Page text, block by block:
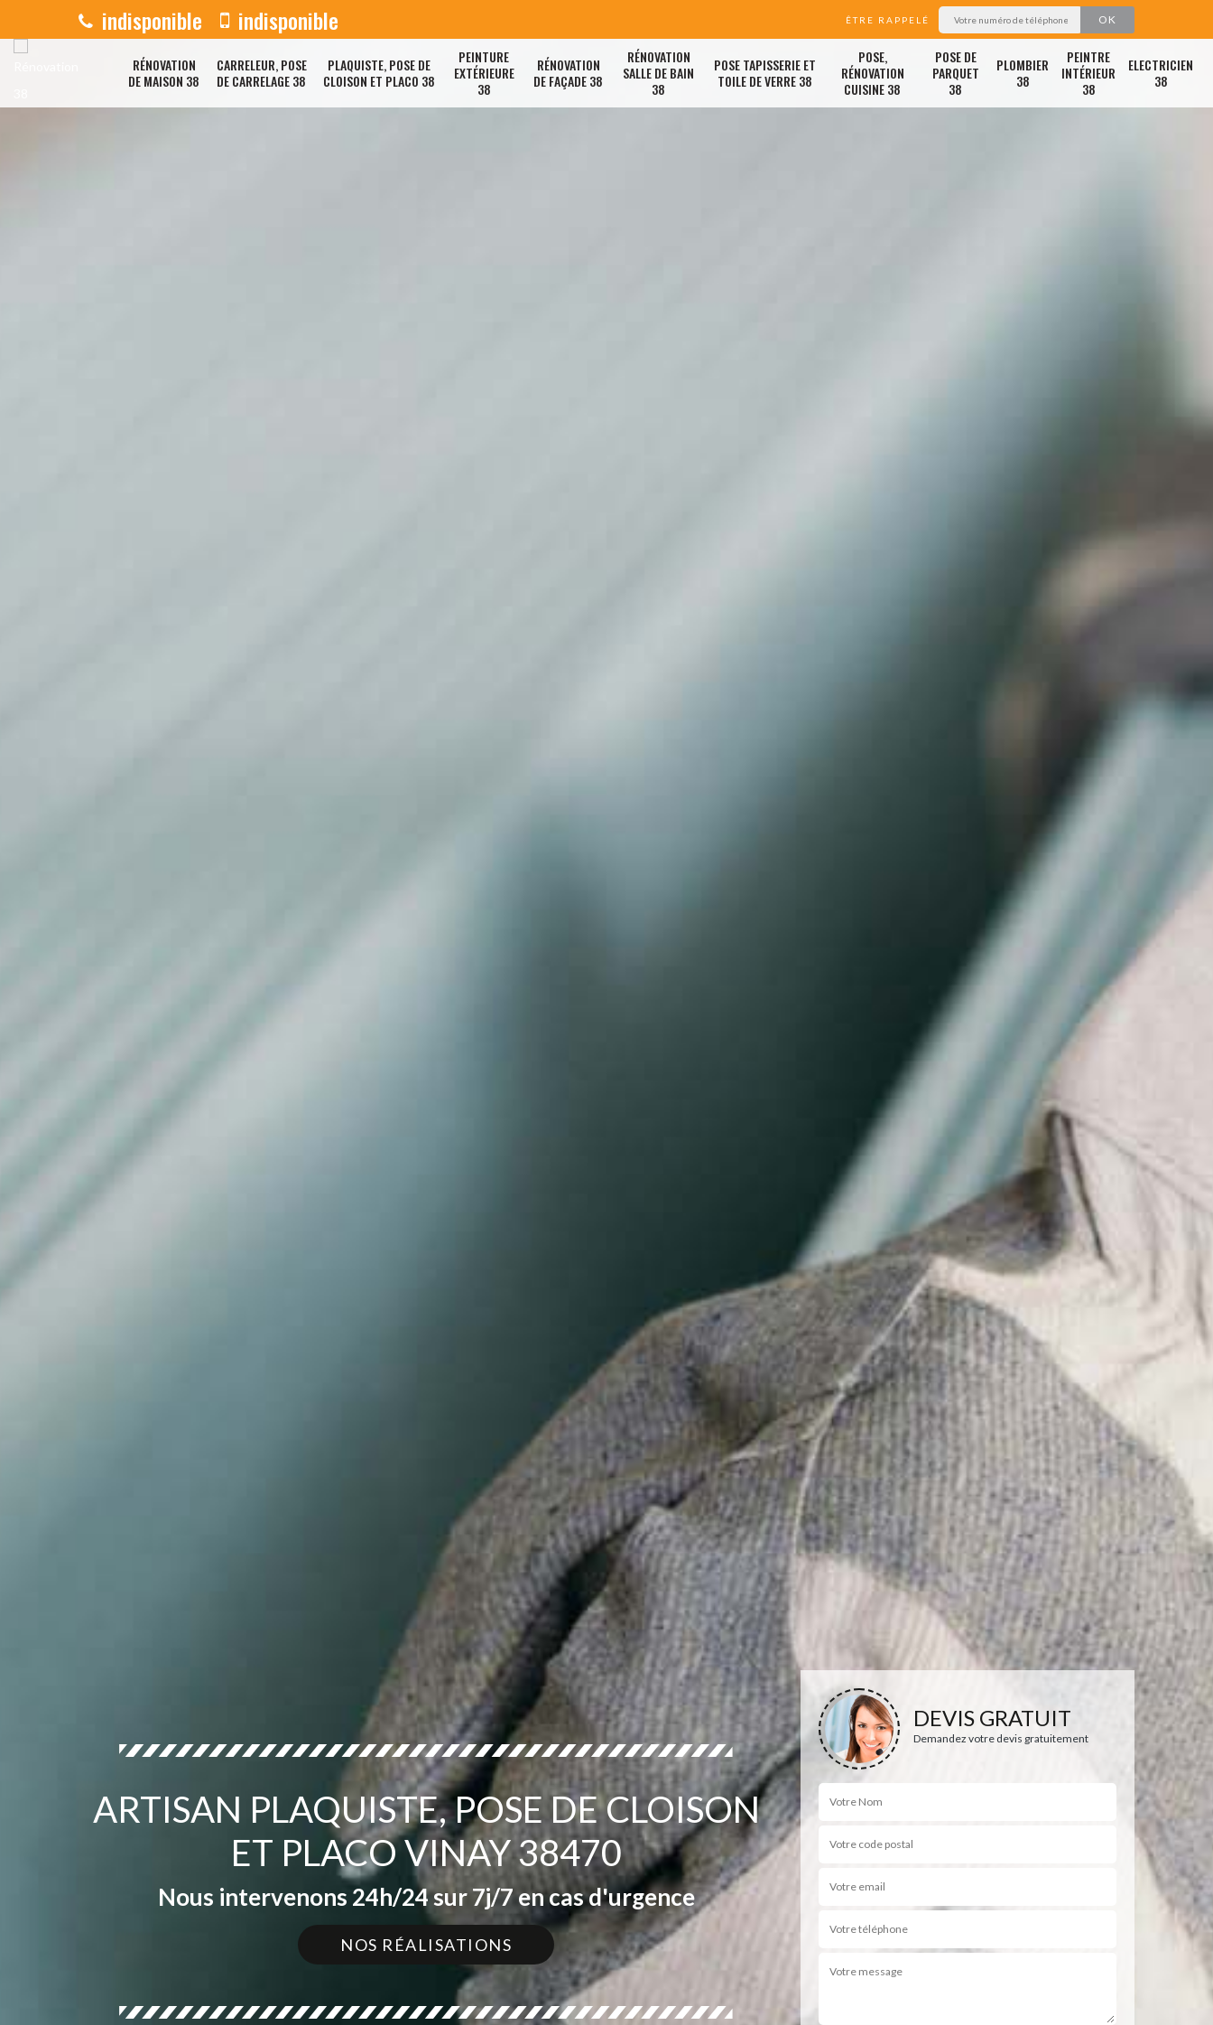
indisponible indisponible ÊTRE RAPPELÉ
RÉNOVATION
DE MAISON 38
CARRELEUR, POSE
DE CARRELAGE 38
PLAQUISTE, POSE DE
CLOISON ET PLACO 38
PEINTURE
EXTÉRIEURE
38
RÉNOVATION
DE FAÇADE 38
RÉNOVATION
SALLE DE BAIN
38
POSE TAPISSERIE ET
TOILE DE VERRE 38
POSE,
RÉNOVATION
CUISINE 38
POSE DE
PARQUET
38
PLOMBIER
38
PEINTRE
INTÉRIEUR
38
ELECTRICIEN
38
ARTISAN PLAQUISTE, POSE DE CLOISON
ET PLACO VINAY 38470
Nous intervenons 24h/24 sur 7j/7 en cas d'urgence
NOS RÉALISATIONS
DEVIS GRATUIT
Demandez votre devis gratuitement